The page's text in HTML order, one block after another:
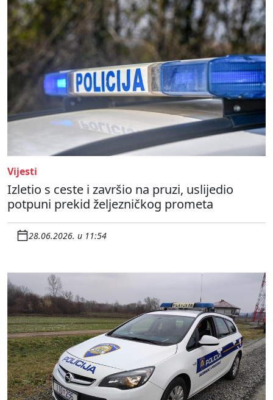
Vijesti
Izletio s ceste i završio na pruzi, uslijedio
potpuni prekid željezničkog prometa
28.06.2026. u 11:54